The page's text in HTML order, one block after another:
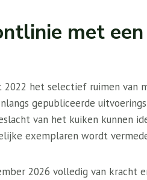
met
het selectief ruimen van
gepubliceerde
van het kuiken kunnen
exemplaren wordt
2026 volledig van kracht